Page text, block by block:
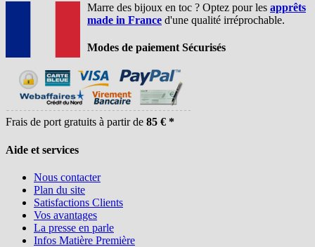
Marre des bijoux en toc ? Optez pour les apprêts
made in France d'une qualité irréprochable.
Modes de paiement Sécurisés
Frais de port gratuits à partir de 85 € *
Aide et services
Nous contacter
Plan du site
Satisfactions Clients
Vos avantages
La presse en parle
Infos Matière Première